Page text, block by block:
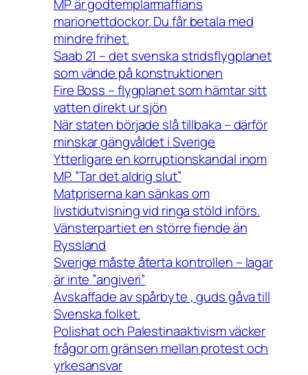
MP är godtemplarmaffians
marionettdockor. Du får betala med
mindre frihet.
Saab 21 – det svenska stridsflygplanet
som vände på konstruktionen
Fire Boss – flygplanet som hämtar sitt
vatten direkt ur sjön
När staten började slå tillbaka – därför
minskar gängvåldet i Sverige
Ytterligare en korruptionskandal inom
MP. ”Tar det aldrig slut”
Matpriserna kan sänkas om
livstidutvisning vid ringa stöld införs.
Vänsterpartiet en större fiende än
Ryssland
Sverige måste återta kontrollen – lagar
är inte ”angiveri”
Avskaffade av spårbyte , guds gåva till
Svenska folket.
Polishat och Palestinaaktivism väcker
frågor om gränsen mellan protest och
yrkesansvar